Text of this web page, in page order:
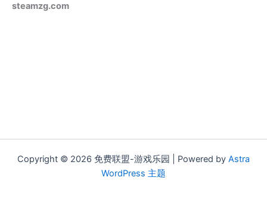
steamzg.com
Copyright © 2026 免费联盟-游戏乐园 | Powered by Astra
WordPress 主题